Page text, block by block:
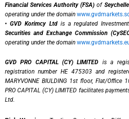
Financial Services Authority (FSA) of
operating under the domain
•GVD Korimcy Ltdis a regulated
Securities and Exchange Commission
operating under the domain
GVD PRO CAPITAL (CY) LIMITED is a
registration number HE 475303 and
MARYVONNE BIULDING 1st floor, Flat/Office
PRO CAPITAL (CY) LIMITED facilitates
Ltd.